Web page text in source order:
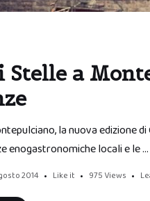
Stelle a
la nuova edizione
enogastronomiche locali e le …
2014 Like it 975 Views